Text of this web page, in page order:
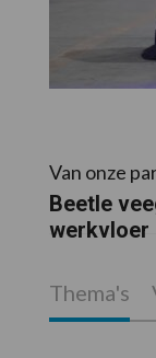
Van onze
Beetle
werkvloer
Thema's